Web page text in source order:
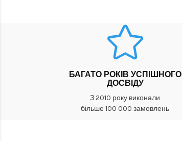
БАГАТО РОКІВ УСПІШНОГО
ДОСВІДУ
З 2010 року виконали
більше 100 000 замовлень